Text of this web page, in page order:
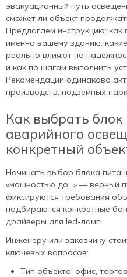
эвакуационный путь
сможет ли объект
Предлагаем инструкцию:
именно вашему зданию,
реально влияют на
и как по шагам выполнить
Рекомендации одинаково
производств, подземных
Как выбрать блок
аварийного
конкретный
Начинать выбор блока
«мощностью до…» — верный
фиксируются требования
подбираются конкретные
драйверы для led‑ламп.
Инженеру или заказчику
ключевых вопросов:
Тип объекта: офис,